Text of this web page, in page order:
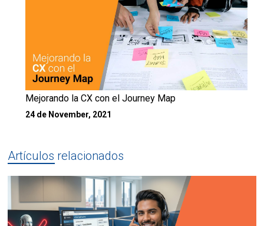
Mejorando la CX con el Journey Map
24 de November, 2021
Artículos relacionados